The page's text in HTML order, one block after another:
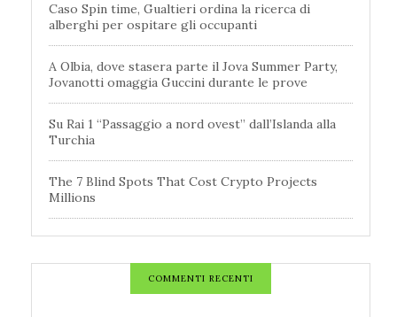
Caso Spin time, Gualtieri ordina la ricerca di
alberghi per ospitare gli occupanti
A Olbia, dove stasera parte il Jova Summer Party,
Jovanotti omaggia Guccini durante le prove
Su Rai 1 “Passaggio a nord ovest” dall’Islanda alla
Turchia
The 7 Blind Spots That Cost Crypto Projects
Millions
COMMENTI RECENTI